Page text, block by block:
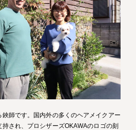
師です。国内外の多くのヘアメイクアー
され、プロシザーズOKAWAのロゴの刻